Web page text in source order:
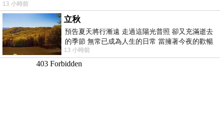
有
13 小時前
立秋
預告夏天將行漸遠 走過這陽光普照 卻又充滿逝去
的季節 無常已成為人生的日常 當擁著今夜的歡暢
舒心 轉眼驟成昨日 而明晨 太陽
13 小時前